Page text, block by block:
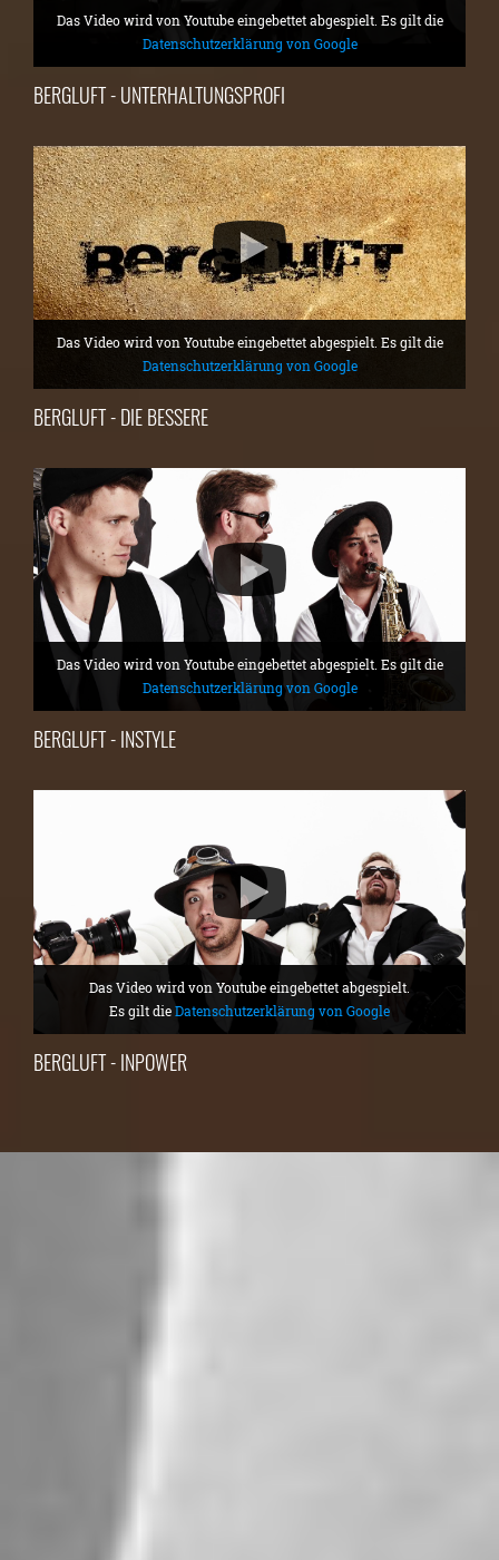
Das Video wird von Youtube eingebettet abgespielt. Es gilt die
Datenschutzerklärung von Google
BERGLUFT - UNTERHALTUNGSPROFI
Das Video wird von Youtube eingebettet abgespielt. Es gilt die
Datenschutzerklärung von Google
BERGLUFT - DIE BESSERE
Das Video wird von Youtube eingebettet abgespielt. Es gilt die
Datenschutzerklärung von Google
BERGLUFT - INSTYLE
Das Video wird von Youtube eingebettet abgespielt.
Es gilt dieDatenschutzerklärung von Google
BERGLUFT - INPOWER